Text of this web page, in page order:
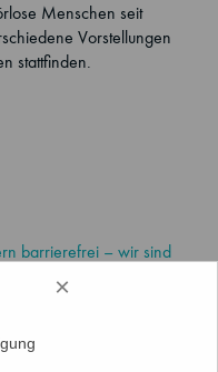
Menschen seit
Vorstellungen
stattfinden.
barrierefrei – wir sind
×